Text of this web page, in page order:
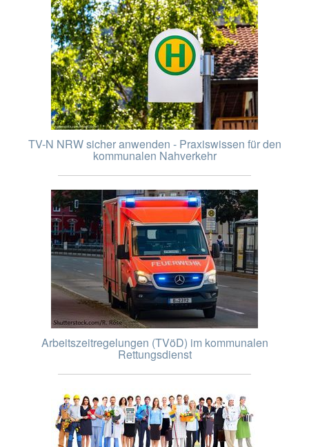
TV-N NRW sicher anwenden - Praxiswissen für den
kommunalen Nahverkehr
Arbeitszeitregelungen (TVöD) im kommunalen
Rettungsdienst